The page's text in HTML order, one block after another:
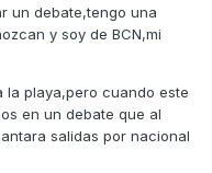
un debate,tengo una
y soy de BCN,mi
la playa,pero cuando este
en un debate que al
salidas por nacional